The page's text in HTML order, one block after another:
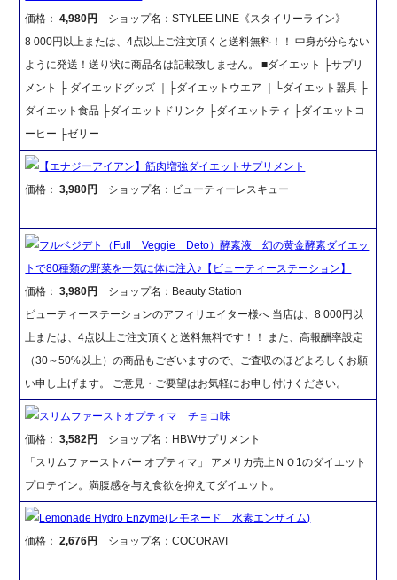
価格：4,980円
ショップ名：STYLEE LINE《スタイリーライン》
8 000円以上または、4点以上ご注文頂くと送料無料！！ 中身が分らない
ように発送！送り状に商品名は記載致しません。 ■ダイエット ├サプリ
メント ├ ダイエッドグッズ ｜├ダイエットウエア ｜└ダイエット器具 ├
ダイエット食品 ├ダイエットドリンク ├ダイエットティ ├ダイエットコ
ーヒー ├ゼリー
【エナジーアイアン】筋肉増強ダイエットサプリメント
価格：3,980円 ショップ名：ビューティーレスキュー
フルベジデト（Full Veggie Deto）酵素液 幻の黄金酵素ダイエッ
トで80種類の野菜を一気に体に注入♪【ビューティーステーション】
価格：3,980円
ショップ名：Beauty Station
ビューティーステーションのアフィリエイター様へ 当店は、8 000円以
上または、4点以上ご注文頂くと送料無料です！！ また、高報酬率設定
（30～50%以上）の商品もございますので、ご査収のほどよろしくお願
い申し上げます。 ご意見・ご要望はお気軽にお申し付けください。
スリムファーストオプティマ チョコ味
価格：3,582円
ショップ名：HBWサプリメント
「スリムファーストバー オプティマ」 アメリカ売上ＮＯ1のダイエット
プロテイン。満腹感を与え食欲を抑えてダイエット。
Lemonade Hydro Enzyme(レモネード 水素エンザイム)
価格：2,676円 ショップ名：COCORAVI